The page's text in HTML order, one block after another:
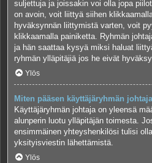
suljettuja ja joissakin voi olla jopa
on avoin, voit liittyä siihen
hyväksynnän liittymistä varten, voit
klikkaamalla painiketta. Ryhmän
ja hän saattaa kysyä miksi haluat
ryhmän ylläpitäjiä jos he eivät
Ylös
Miten pääsen käyttäjäryhmän
Käyttäjäryhmän johtaja on yleensä
alunperin luotu ylläpitäjän toimesta.
ensimmäinen yhteyshenkilösi tulisi
yksityisviestin lähettämistä.
Ylös